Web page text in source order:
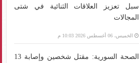
سبل تعزيز العلاقات الثنائية في شتى
المجالات
الخميس، 06 أغسطس 2026 10:03 م
الصحة السورية: مقتل شخصين وإصابة 13